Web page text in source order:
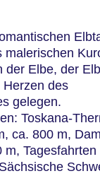
der Elbe, der
des
gelegen.
Toskana-
ca. 800 m,